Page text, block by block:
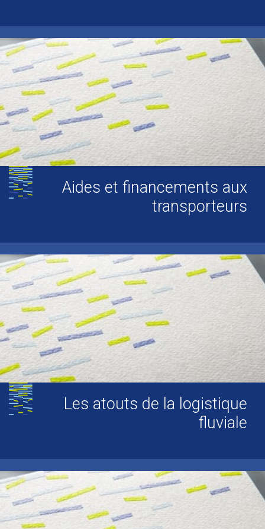
Aides et financements aux
transporteurs
Les atouts de la logistique
fluviale